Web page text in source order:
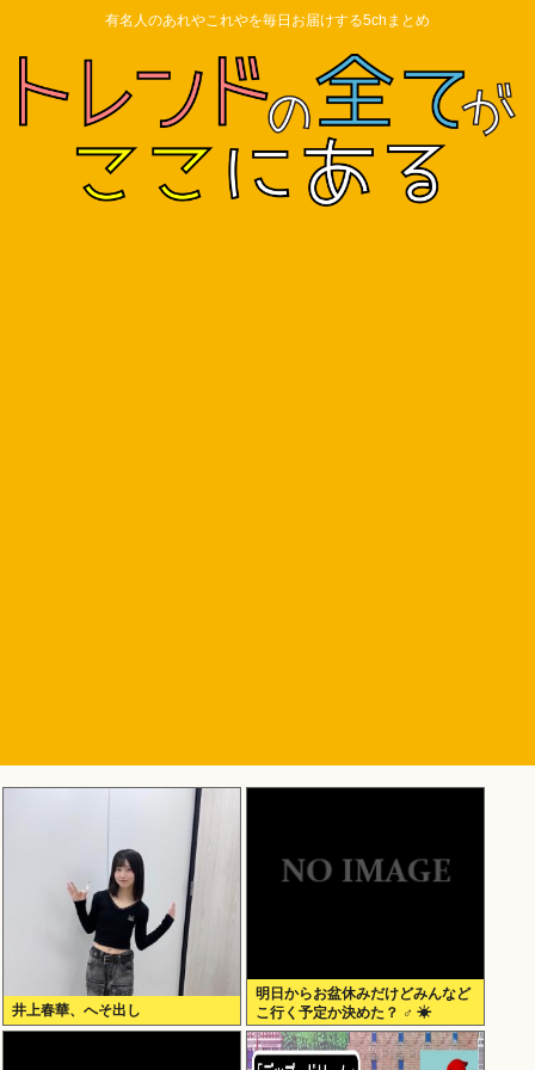
有名人のあれやこれやを毎日お届けする5chまとめ
井上春華、へそ出し
明日からお盆休みだけどみんなど
こ行く予定か決めた？ ‍♂ ☀